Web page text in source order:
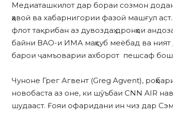
Медиаташкилот дар бораи созмон
ҳавоӣ ва хабарнигории фазоӣ машғул
флот тақрибан аз дувоздаҳ дронҳои
байни ВАО-и ИМА маҳсуб меёбад ва
барои ҷамъоварии ахборот пешсаф
Чуноне Грег Агвент (Greg Agvent),
новобаста аз оне, ки шӯъбаи CNN AIR
шудааст. Ғояи офаридани ин чиз дар